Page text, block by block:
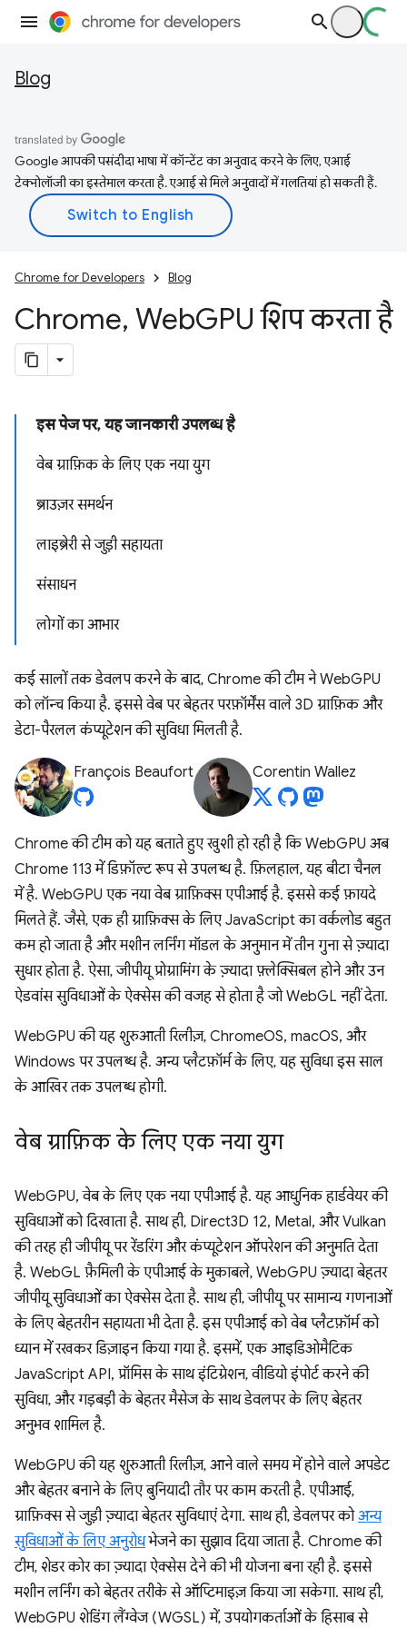
Blog
Google आपकी पसंदीदा भाषा में कॉन्टेंट का अनुवाद करने के लिए, एआई
टेक्नोलॉजी का इस्तेमाल करता है. एआई से मिले अनुवादों में गलतियां हो सकती हैं.
Chrome for Developers Blog
Chrome, WebGPU शिप करता है
इस पेज पर, यह जानकारी उपलब्ध है
वेब ग्राफ़िक के लिए एक नया युग
ब्राउज़र समर्थन
लाइब्रेरी से जुड़ी सहायता
संसाधन
लोगों का आभार
कई सालों तक डेवलप करने के बाद, Chrome की टीम ने WebGPU
को लॉन्च किया है. इससे वेब पर बेहतर परफ़ॉर्मेंस वाले 3D ग्राफ़िक और
डेटा-पैरलल कंप्यूटेशन की सुविधा मिलती है.
François Beaufort Corentin Wallez
Chrome की टीम को यह बताते हुए खुशी हो रही है कि WebGPU अब
Chrome 113 में डिफ़ॉल्ट रूप से उपलब्ध है. फ़िलहाल, यह बीटा चैनल
में है. WebGPU एक नया वेब ग्राफ़िक्स एपीआई है. इससे कई फ़ायदे
मिलते हैं. जैसे, एक ही ग्राफ़िक्स के लिए JavaScript का वर्कलोड बहुत
कम हो जाता है और मशीन लर्निंग मॉडल के अनुमान में तीन गुना से ज़्यादा
सुधार होता है. ऐसा, जीपीयू प्रोग्रामिंग के ज़्यादा फ़्लेक्सिबल होने और उन
ऐडवांस सुविधाओं के ऐक्सेस की वजह से होता है जो WebGL नहीं देता.
WebGPU की यह शुरुआती रिलीज़, ChromeOS, macOS, और
Windows पर उपलब्ध है. अन्य प्लैटफ़ॉर्म के लिए, यह सुविधा इस साल
के आखिर तक उपलब्ध होगी.
वेब ग्राफ़िक के लिए एक नया युग
WebGPU, वेब के लिए एक नया एपीआई है. यह आधुनिक हार्डवेयर की
सुविधाओं को दिखाता है. साथ ही, Direct3D 12, Metal, और Vulkan
की तरह ही जीपीयू पर रेंडरिंग और कंप्यूटेशन ऑपरेशन की अनुमति देता
है. WebGL फ़ैमिली के एपीआई के मुकाबले, WebGPU ज़्यादा बेहतर
जीपीयू सुविधाओं का ऐक्सेस देता है. साथ ही, जीपीयू पर सामान्य गणनाओं
के लिए बेहतरीन सहायता भी देता है. इस एपीआई को वेब प्लैटफ़ॉर्म को
ध्यान में रखकर डिज़ाइन किया गया है. इसमें, एक आइडिओमैटिक
JavaScript API, प्रॉमिस के साथ इंटिग्रेशन, वीडियो इंपोर्ट करने की
सुविधा, और गड़बड़ी के बेहतर मैसेज के साथ डेवलपर के लिए बेहतर
अनुभव शामिल है.
WebGPU की यह शुरुआती रिलीज़, आने वाले समय में होने वाले अपडेट
और बेहतर बनाने के लिए बुनियादी तौर पर काम करती है. एपीआई,
ग्राफ़िक्स से जुड़ी ज़्यादा बेहतर सुविधाएं देगा. साथ ही, डेवलपर कोअन्य
सुविधाओं के लिए अनुरोधभेजने का सुझाव दिया जाता है. Chrome की
टीम, शेडर कोर का ज़्यादा ऐक्सेस देने की भी योजना बना रही है. इससे
मशीन लर्निंग को बेहतर तरीके से ऑप्टिमाइज़ किया जा सकेगा. साथ ही,
WebGPU शेडिंग लैंग्वेज (WGSL) में, उपयोगकर्ताओं के हिसाब से